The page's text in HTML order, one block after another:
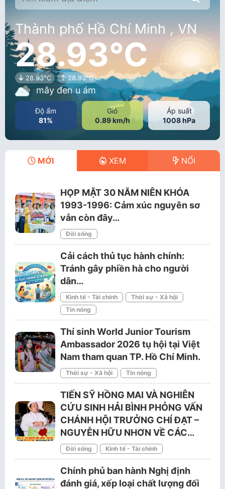
Thành phố Hồ Chí Minh , VN
28.93°C
28.93°C 28.93°C
mây đen u ám
Độ ẩm
81%
Gió
0.89 km/h
Áp suất
1008 hPa
MỚI XEM NỔI
HỌP MẶT 30 NĂM NIÊN KHÓA
1993-1996: Cảm xúc nguyên sơ
vẫn còn đây…
Đời sống
Cải cách thủ tục hành chính:
Tránh gây phiền hà cho người
dân…
Kinh tế - Tài chính
Thời sự - Xã hội
Tin nóng
Thí sinh World Junior Tourism
Ambassador 2026 tụ hội tại Việt
Nam tham quan TP. Hồ Chí Minh.
Thời sự - Xã hội Tin nóng
TIẾN SỸ HỒNG MAI VÀ NGHIÊN
CỨU SINH HẢI BÌNH PHỎNG VẤN
CHÁNH HỘI TRƯỞNG CHÍ ĐẠT –
NGUYỄN HỮU NHƠN VỀ CÁC…
Đời sống Kinh tế - Tài chính
Chính phủ ban hành Nghị định
đánh giá, xếp loại chất lượng đối